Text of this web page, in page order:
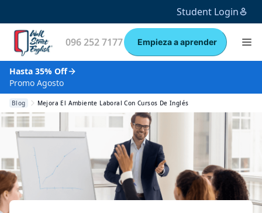
Student Login
096 252 7177 Empieza a aprender
Hasta 35% Off
Promo Agosto
Blog Mejora El Ambiente Laboral Con Cursos De Inglés